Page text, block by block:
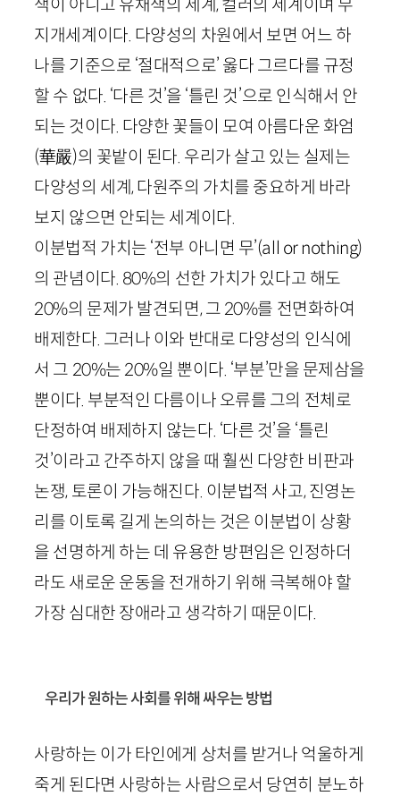
색이 아니고 유채색의 세계, 컬러의 세계이며 무
지개세계이다. 다양성의 차원에서 보면 어느 하
나를 기준으로 ‘절대적으로’ 옳다 그르다를 규정
할 수 없다. ‘다른 것’을 ‘틀린 것’으로 인식해서 안
되는 것이다. 다양한 꽃들이 모여 아름다운 화엄
(華嚴)의 꽃밭이 된다. 우리가 살고 있는 실제는
다양성의 세계, 다원주의 가치를 중요하게 바라
보지 않으면 안되는 세계이다.
이분법적 가치는 ‘전부 아니면 무’(all or nothing)
의 관념이다. 80%의 선한 가치가 있다고 해도
20%의 문제가 발견되면, 그 20%를 전면화하여
배제한다. 그러나 이와 반대로 다양성의 인식에
서 그 20%는 20%일 뿐이다. ‘부분’만을 문제삼을
뿐이다. 부분적인 다름이나 오류를 그의 전체로
단정하여 배제하지 않는다. ‘다른 것’을 ‘틀린
것’이라고 간주하지 않을 때 훨씬 다양한 비판과
논쟁, 토론이 가능해진다. 이분법적 사고, 진영논
리를 이토록 길게 논의하는 것은 이분법이 상황
을 선명하게 하는 데 유용한 방편임은 인정하더
라도 새로운 운동을 전개하기 위해 극복해야 할
가장 심대한 장애라고 생각하기 때문이다.
우리가 원하는 사회를 위해 싸우는 방법
사랑하는 이가 타인에게 상처를 받거나 억울하게
죽게 된다면 사랑하는 사람으로서 당연히 분노하